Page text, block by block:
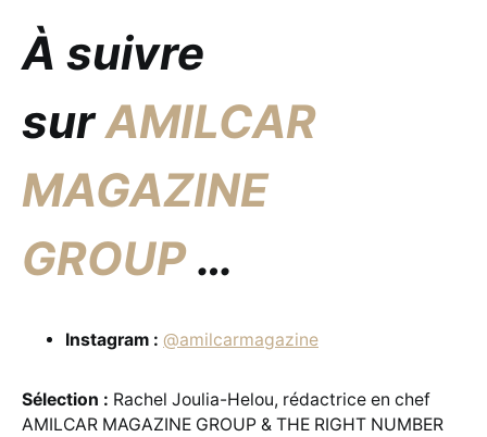
À suivre
surAMILCAR
MAGAZINE
GROUP …
Instagram : @amilcarmagazine
Sélection : Rachel Joulia-Helou, rédactrice en chef
AMILCAR MAGAZINE GROUP & THE RIGHT NUMBER